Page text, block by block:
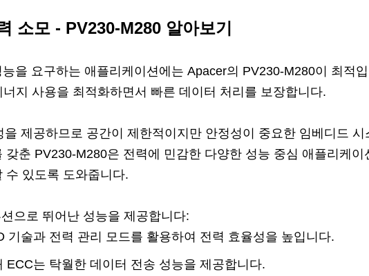
소모 - PV230-M280 알아보기
을 요구하는 애플리케이션에는 Apacer의 PV230-M280이 최적
지 사용을 최적화하면서 빠른 데이터 처리를 보장합니다.
제공하므로 공간이 제한적이지만 안정성이 중요한 임베디드
춘 PV230-M280은 전력에 민감한 다양한 성능 중심 애플리케
수 있도록 도와줍니다.
으로 뛰어난 성능을 제공합니다:
기술과 전력 관리 모드를 활용하여 전력 효율성을 높입니다.
ECC는 탁월한 데이터 전송 성능을 제공합니다.